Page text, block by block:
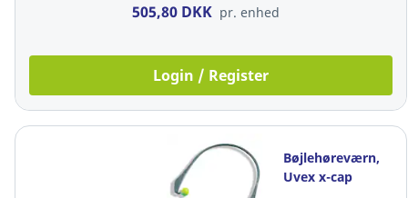
505,80 DKK pr. enhed
Login / Register
Bøjlehøreværn,
Uvex x-cap